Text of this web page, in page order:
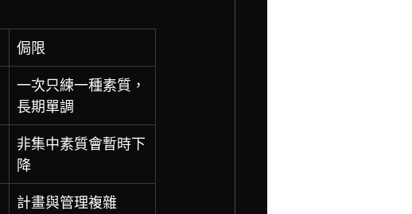
侷限
一次只練一種素質，
長期單調
非集中素質會暫時下
降
計畫與管理複雜